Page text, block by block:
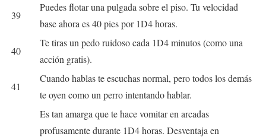
39
Puedes flotar una pulgada sobre el piso. Tu velocidad
base ahora es 40 pies por 1D4 horas.
40
Te tiras un pedo ruidoso cada 1D4 minutos (como una
acción gratis).
41
Cuando hablas te escuchas normal, pero todos los demás
te oyen como un perro intentando hablar.
Es tan amarga que te hace vomitar en arcadas
profusamente durante 1D4 horas. Desventaja en